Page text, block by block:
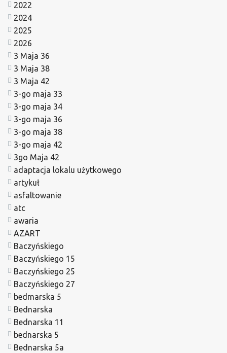
2022
2024
2025
2026
3 Maja 36
3 Maja 38
3 Maja 42
3-go maja 33
3-go maja 34
3-go maja 36
3-go maja 38
3-go maja 42
3go Maja 42
adaptacja lokalu użytkowego
artykuł
asfaltowanie
atc
awaria
AZART
Baczyńskiego
Baczyńskiego 15
Baczyńskiego 25
Baczyńskiego 27
bedmarska 5
Bednarska
Bednarska 11
bednarska 5
Bednarska 5a